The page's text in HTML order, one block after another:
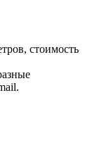
стоимость